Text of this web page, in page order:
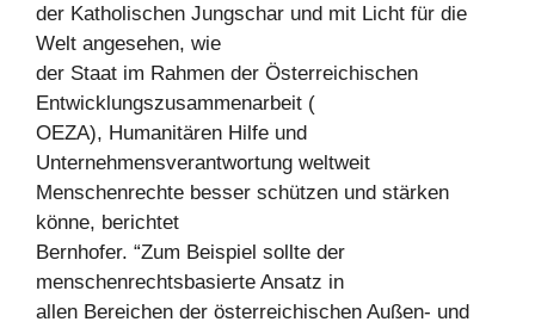
der Katholischen Jungschar und mit Licht für die
Welt angesehen, wie
der Staat im Rahmen der Österreichischen
Entwicklungszusammenarbeit (
OEZA), Humanitären Hilfe und
Unternehmensverantwortung weltweit
Menschenrechte besser schützen und stärken
könne, berichtet
Bernhofer. “Zum Beispiel sollte der
menschenrechtsbasierte Ansatz in
allen Bereichen der österreichischen Außen- und